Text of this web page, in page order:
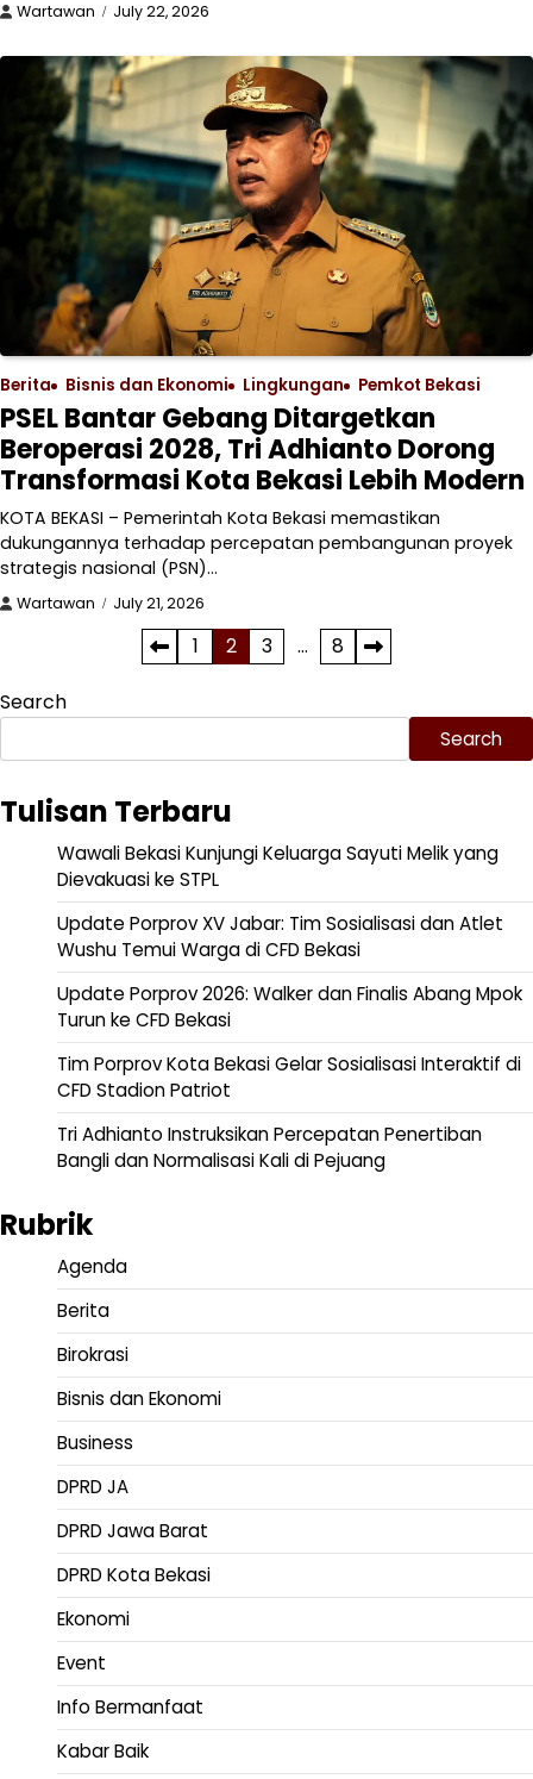
Wartawan July 22, 2026
Berita Bisnis dan Ekonomi Lingkungan Pemkot Bekasi
PSEL Bantar Gebang Ditargetkan
Beroperasi 2028, Tri Adhianto Dorong
Transformasi Kota Bekasi Lebih Modern
KOTA BEKASI – Pemerintah Kota Bekasi memastikan
dukungannya terhadap percepatan pembangunan proyek
strategis nasional (PSN)…
Wartawan July 21, 2026
pagination
1 2 3 … 8
Search
Search
Tulisan Terbaru
Wawali Bekasi Kunjungi Keluarga Sayuti Melik yang
Dievakuasi ke STPL
Update Porprov XV Jabar: Tim Sosialisasi dan Atlet
Wushu Temui Warga di CFD Bekasi
Update Porprov 2026: Walker dan Finalis Abang Mpok
Turun ke CFD Bekasi
Tim Porprov Kota Bekasi Gelar Sosialisasi Interaktif di
CFD Stadion Patriot
Tri Adhianto Instruksikan Percepatan Penertiban
Bangli dan Normalisasi Kali di Pejuang
Rubrik
Agenda
Berita
Birokrasi
Bisnis dan Ekonomi
Business
DPRD JA
DPRD Jawa Barat
DPRD Kota Bekasi
Ekonomi
Event
Info Bermanfaat
Kabar Baik